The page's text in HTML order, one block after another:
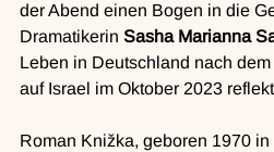
der Abend einen Bogen in die
Dramatikerin Sasha Marianna
Leben in Deutschland nach
auf Israel im Oktober 2023
Roman Knižka, geboren 1970